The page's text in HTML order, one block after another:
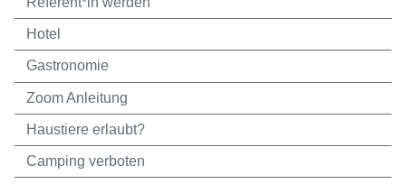
Hotel
Gastronomie
Zoom Anleitung
Haustiere erlaubt?
Camping verboten